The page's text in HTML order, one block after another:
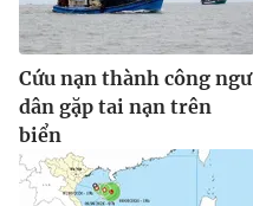
Cứu nạn thành công ngư
dân gặp tai nạn trên
biển